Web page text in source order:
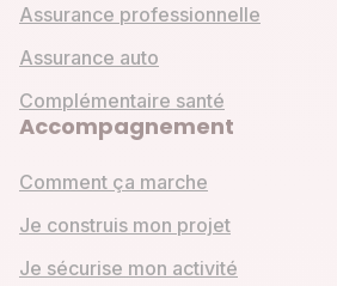
Assurance professionnelle
Assurance auto
Complémentaire santé
Accompagnement
Comment ça marche
Je construis mon projet
Je sécurise mon activité